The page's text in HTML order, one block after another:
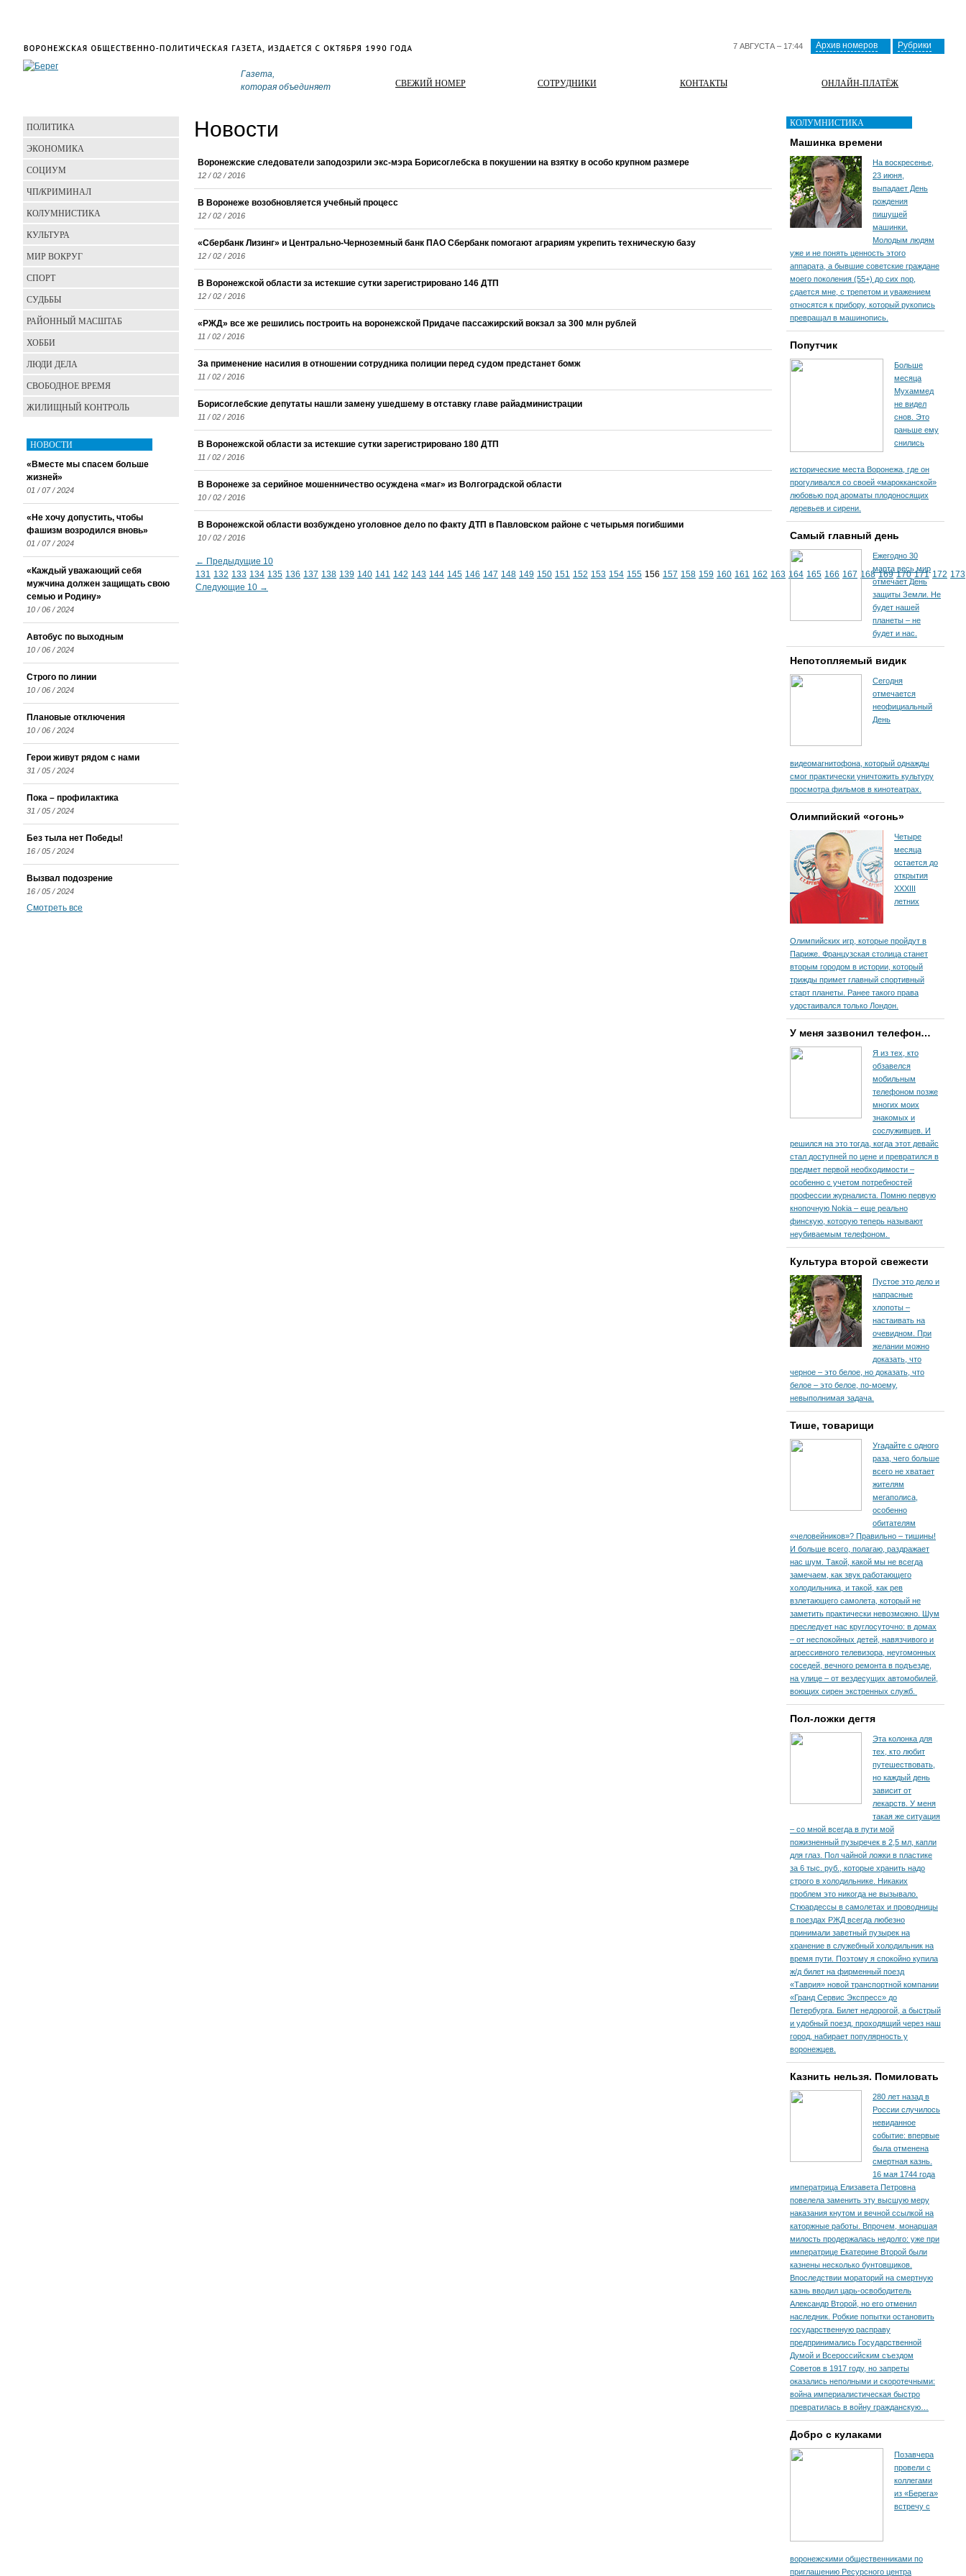
7 АВГУСТА – 17:44 Архив номеров Рубрики
Газета,
которая объединяет
СВЕЖИЙ НОМЕР СОТРУДНИКИ КОНТАКТЫ ОНЛАЙН-ПЛАТЁЖ
Новости
Воронежские следователи заподозрили экс-мэра Борисоглебска в покушении на взятку в особо крупном размере
12 / 02 / 2016
В Воронеже возобновляется учебный процесс
12 / 02 / 2016
«Сбербанк Лизинг» и Центрально-Черноземный банк ПАО Сбербанк помогают аграриям укрепить техническую базу
12 / 02 / 2016
В Воронежской области за истекшие сутки зарегистрировано 146 ДТП
12 / 02 / 2016
«РЖД» все же решились построить на воронежской Придаче пассажирский вокзал за 300 млн рублей
11 / 02 / 2016
За применение насилия в отношении сотрудника полиции перед судом предстанет бомж
11 / 02 / 2016
Борисоглебские депутаты нашли замену ушедшему в отставку главе райадминистрации
11 / 02 / 2016
В Воронежской области за истекшие сутки зарегистрировано 180 ДТП
11 / 02 / 2016
В Воронеже за серийное мошенничество осуждена «маг» из Волгоградской области
10 / 02 / 2016
В Воронежской области возбуждено уголовное дело по факту ДТП в Павловском районе с четырьмя погибшими
10 / 02 / 2016
← Предыдущие 10
131 132 133 134 135 136 137 138 139 140 141 142 143 144 145 146 147 148 149 150 151 152 153 154 155 156 157 158 159 160 161 162 163 164 165 166 167 168 169 170 171 172 173
Следующие 10 →
ПОЛИТИКА
ЭКОНОМИКА
СОЦИУМ
ЧП/КРИМИНАЛ
КОЛУМНИСТИКА
КУЛЬТУРА
МИР ВОКРУГ
СПОРТ
СУДЬБЫ
РАЙОННЫЙ МАСШТАБ
ХОББИ
ЛЮДИ ДЕЛА
СВОБОДНОЕ ВРЕМЯ
ЖИЛИЩНЫЙ КОНТРОЛЬ
НОВОСТИ
«Вместе мы спасем больше
жизней»
01 / 07 / 2024
«Не хочу допустить, чтобы
фашизм возродился вновь»
01 / 07 / 2024
«Каждый уважающий себя
мужчина должен защищать свою
семью и Родину»
10 / 06 / 2024
Автобус по выходным
10 / 06 / 2024
Строго по линии
10 / 06 / 2024
Плановые отключения
10 / 06 / 2024
Герои живут рядом с нами
31 / 05 / 2024
Пока – профилактика
31 / 05 / 2024
Без тыла нет Победы!
16 / 05 / 2024
Вызвал подозрение
16 / 05 / 2024
Смотреть все
КОЛУМНИСТИКА
Машинка времени
На воскресенье,
23 июня,
выпадает День
рождения
пишущей
машинки.
Молодым людям
уже и не понять ценность этого
аппарата, а бывшие советские граждане
моего поколения (55+) до сих пор,
сдается мне, с трепетом и уважением
относятся к прибору, который рукопись
превращал в машинопись.
Попутчик
Больше
месяца
Мухаммед
не видел
снов. Это
раньше ему
снились
исторические места Воронежа, где он
прогуливался со своей «марокканской»
любовью под ароматы плодоносящих
деревьев и сирени.
Самый главный день
Ежегодно 30
марта весь мир
отмечает День
защиты Земли. Не
будет нашей
планеты – не
будет и нас.
Непотопляемый видик
Сегодня
отмечается
неофициальный
День
видеомагнитофона, который однажды
смог практически уничтожить культуру
просмотра фильмов в кинотеатрах.
Олимпийский «огонь»
Четыре
месяца
остается до
открытия
XXXIII
летних
Олимпийских игр, которые пройдут в
Париже. Французская столица станет
вторым городом в истории, который
трижды примет главный спортивный
старт планеты. Ранее такого права
удостаивался только Лондон.
У меня зазвонил телефон…
Я из тех, кто
обзавелся
мобильным
телефоном позже
многих моих
знакомых и
сослуживцев. И
решился на это тогда, когда этот девайс
стал доступней по цене и превратился в
предмет первой необходимости –
особенно с учетом потребностей
профессии журналиста. Помню первую
кнопочную Nokia – еще реально
финскую, которую теперь называют
неубиваемым телефоном.
Культура второй свежести
Пустое это дело и
напрасные
хлопоты –
настаивать на
очевидном. При
желании можно
доказать, что
черное – это белое, но доказать, что
белое – это белое, по-моему,
невыполнимая задача.
Тише, товарищи
Угадайте с одного
раза, чего больше
всего не хватает
жителям
мегаполиса,
особенно
обитателям
«человейников»? Правильно – тишины!
И больше всего, полагаю, раздражает
нас шум. Такой, какой мы не всегда
замечаем, как звук работающего
холодильника, и такой, как рев
взлетающего самолета, который не
заметить практически невозможно. Шум
преследует нас круглосуточно: в домах
– от неспокойных детей, навязчивого и
агрессивного телевизора, неугомонных
соседей, вечного ремонта в подъезде,
на улице – от вездесущих автомобилей,
воющих сирен экстренных служб.
Пол-ложки дегтя
Эта колонка для
тех, кто любит
путешествовать,
но каждый день
зависит от
лекарств. У меня
такая же ситуация
– со мной всегда в пути мой
пожизненный пузыречек в 2,5 мл, капли
для глаз. Пол чайной ложки в пластике
за 6 тыс. руб., которые хранить надо
строго в холодильнике. Никаких
проблем это никогда не вызывало.
Стюардессы в самолетах и проводницы
в поездах РЖД всегда любезно
принимали заветный пузырек на
хранение в служебный холодильник на
время пути. По­этому я спокойно купила
ж/д билет на фирменный поезд
«Таврия» новой транспортной компании
«Гранд Сервис Экспресс» до
Петербурга. Билет недорогой, а быстрый
и удобный поезд, проходящий через наш
город, набирает популярность у
воронежцев.
Казнить нельзя. Помиловать
280 лет назад в
России случилось
невиданное
событие: впервые
была отменена
смертная казнь.
16 мая 1744 года
императрица Елизавета Петровна
повелела заменить эту высшую меру
наказания кнутом и вечной ссылкой на
каторжные работы. Впрочем, монаршая
милость продержалась недолго: уже при
императрице Екатерине Второй были
казнены несколько бунтовщиков.
Впоследствии мораторий на смертную
казнь вводил царь-освободитель
Александр Второй, но его отменил
наследник. Робкие попытки остановить
государственную расправу
предпринимались Государственной
Думой и Всероссийским съездом
Советов в 1917 году, но запреты
оказались неполными и скоротечными:
война империалистическая быстро
превратилась в войну гражданскую…
Добро с кулаками
Позавчера
провели с
коллегами
из «Берега»
встречу с
воронежскими общественниками по
приглашению Ресурсного центра